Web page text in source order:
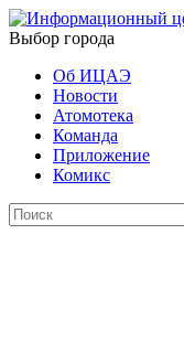
Выбор города
Об ИЦАЭ
Новости
Атомотека
Команда
Приложение
Комикс